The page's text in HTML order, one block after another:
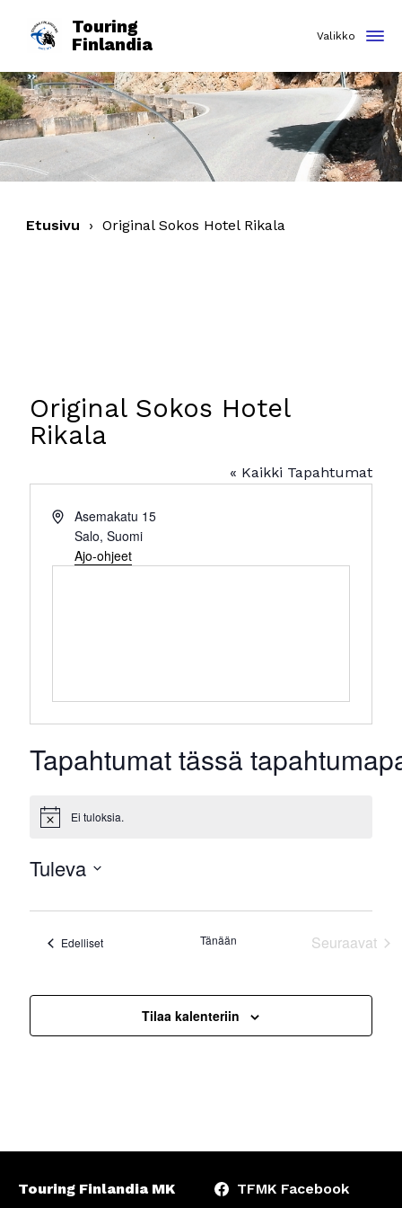
Touring
Finlandia
Etusivu ›Original Sokos Hotel Rikala
Original Sokos Hotel
Rikala
« Kaikki Tapahtumat
OsoiteAsemakatu 15
Salo, Suomi
Ajo-ohjeet
Tapahtumat tässä
Notice Ei tuloksia.
Tuleva
päivä.
EdellisetTapahtumat Tänään
Seuraavat
Tilaa kalenteriin
Touring Finlandia MK
TFMK Facebook